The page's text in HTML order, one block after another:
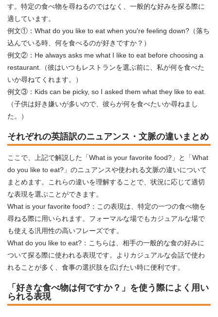
す。特定の食べ物を尋ねるのではなく、一般的な好みを探る際に
適しています。
例文①：What do you like to eat when you're feeling down?（落ち
込んでいる時、何を食べるのが好きですか？）
例文②：He always asks me what I like to eat before choosing a
restaurant.（彼はいつもレストランを選ぶ前に、私が何を食べた
いか尋ねてくれます。）
例文③：Kids can be picky, so I asked them what they like to eat.
（子供は好き嫌いが多いので、彼らが何を食べたいか尋ねまし
た。）
それぞれの英語訳のニュアンス・文脈の違いまとめ
ここで、上記で解説した「What is your favorite food?」と「What
do you like to eat?」のニュアンスや使われる文脈の違いについて
まとめます。これらの違いを理解することで、状況に応じて適切
な表現を選ぶことができます。
What is your favorite food?：この表現は、特定の一つの食べ物を
尋ねる際に用いられます。フォーマルな場でもカジュアルな場で
も使える汎用性の高いフレーズです。
What do you like to eat?：こちらは、相手の一般的な食の好みに
ついて探る際に使われる表現です。よりカジュアルな会話で使わ
れることが多く、食事の選択肢を広げたい時に便利です。
「好きな食べ物は何ですか？」を使う際によく用い
られる表現